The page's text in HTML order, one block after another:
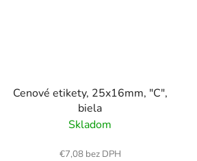
Cenové etikety, 25x16mm, "C",
biela
Skladom
€7,08 bez DPH